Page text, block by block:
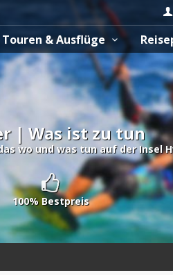
Touren & Ausflüge
| Was ist zu tun
wo und was tun auf der Insel
100% Bestpreis